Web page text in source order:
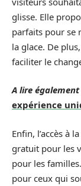
glisse. Elle
parfaits pour se
la glace. De
faciliter le
A lire également
expérience
Enfin, l’accès à
gratuit pour les
pour les
pour ceux qui